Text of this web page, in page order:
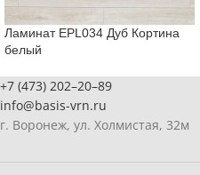
Ламинат EPL034 Дуб Кортина
белый
+7 (473) 202–20–89
info@basis-vrn.ru
г. Воронеж, ул. Холмистая, 32м